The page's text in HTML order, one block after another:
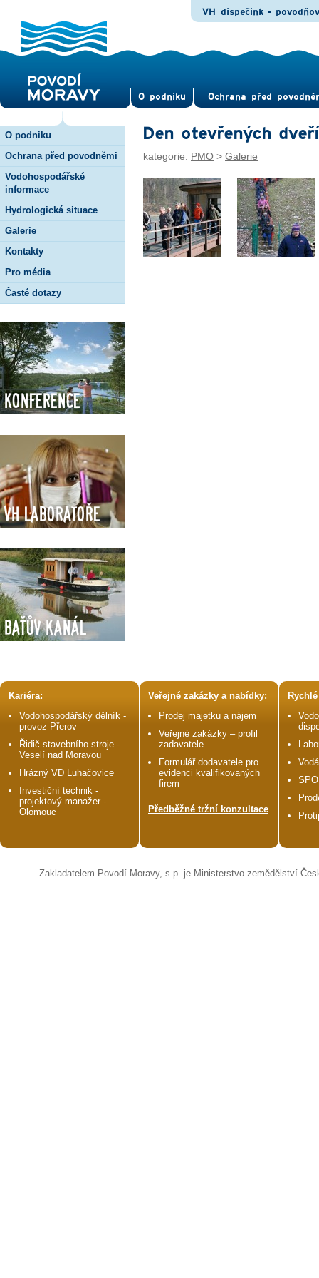
O pod­niku Ochrana před
VH dispečink -
O podniku
Ochrana před povodněmi
Vodohospodářské
informace
Hydrologická situace
Galerie
Kontakty
Pro média
Časté dotazy
Konference
VH Laboratoře
Baťův kanál
Den otevřených
kategorie: PMO > Galerie
Kariéra:
Vodohospodářský dělník -
provoz Přerov
Řidič stavebního stroje -
Veselí nad Moravou
Hrázný VD Luhačovice
Investiční technik -
projektový manažer -
Olomouc
Veřejné zakázky a nabídky:
Prodej majetku a nájem
Veřejné zakázky – profil
zadavatele
Formulář dodavatele pro
evidenci kvalifikovaných
firem
Předběžné tržní konzultace
Zakladatelem Povodí Moravy, s.p. je Ministerstvo zemědělství